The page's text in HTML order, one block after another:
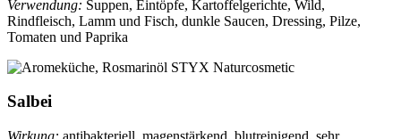
Verwendung: Suppen, Eintöpfe, Kartoffelgerichte, Wild,
Rindfleisch, Lamm und Fisch, dunkle Saucen, Dressing, Pilze,
Tomaten und Paprika
Salbei
Wirkung: antibakteriell, magenstärkend, blutreinigend, sehr